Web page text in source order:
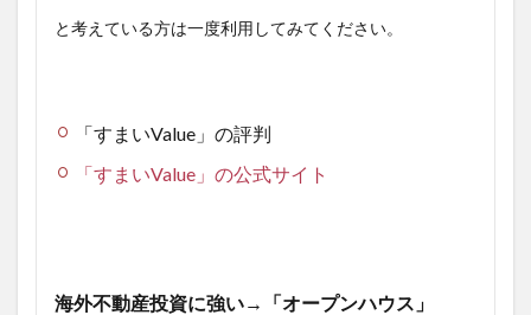
と考えている方は一度利用してみてください。
「すまいValue」の評判
「すまいValue」の公式サイト
海外不動産投資に強い→「オープンハウス」